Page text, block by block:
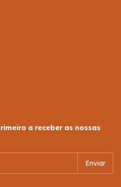
a receber as nossas